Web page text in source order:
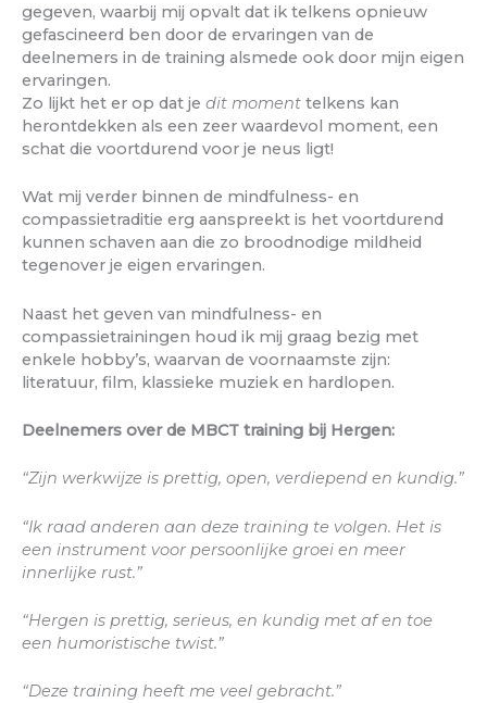
gegeven, waarbij mij opvalt dat ik telkens opnieuw
gefascineerd ben door de ervaringen van de
deelnemers in de training alsmede ook door mijn eigen
ervaringen.
Zo lijkt het er op dat je dit moment telkens kan
herontdekken als een zeer waardevol moment, een
schat die voortdurend voor je neus ligt!
Wat mij verder binnen de mindfulness- en
compassietraditie erg aanspreekt is het voortdurend
kunnen schaven aan die zo broodnodige mildheid
tegenover je eigen ervaringen.
Naast het geven van mindfulness- en
compassietrainingen houd ik mij graag bezig met
enkele hobby’s, waarvan de voornaamste zijn:
literatuur, film, klassieke muziek en hardlopen.
Deelnemers over de MBCT training bij Hergen:
“Zijn werkwijze is prettig, open, verdiepend en kundig.”
“Ik raad anderen aan deze training te volgen. Het is
een instrument voor persoonlijke groei en meer
innerlijke rust.”
“Hergen is prettig, serieus, en kundig met af en toe
een humoristische twist.”
“Deze training heeft me veel gebracht.”